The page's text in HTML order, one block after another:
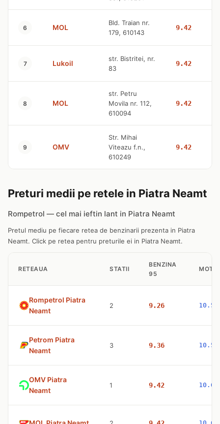
6 MOL
Bld. Traian nr.
179, 610143
9.42
7 Lukoil
str. Bistritei, nr.
83
9.42
8 MOL
str. Petru
Movila nr. 112,
610094
9.42
9 OMV
Str. Mihai
Viteazu f.n.,
610249
9.42
Preturi medii pe retele in Piatra Neamt
Rompetrol — cel mai ieftin lant in Piatra Neamt
Pretul mediu pe fiecare retea de benzinarii prezenta in Piatra
Neamt. Click pe retea pentru preturile ei in Piatra Neamt.
RETEAUA STATII
BENZINA
95
Rompetrol Piatra
Neamt
2 9.26 10.53
Petrom Piatra
Neamt
3 9.36 10.57
OMV Piatra
Neamt
1 9.42 10.63